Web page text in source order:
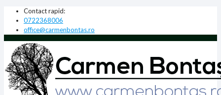
Contact rapid:
0722368006
office@carmenbontas.ro